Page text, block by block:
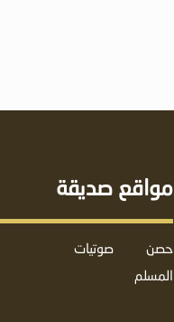
مواقع صديقة
حصن
المسلم
صوتيات